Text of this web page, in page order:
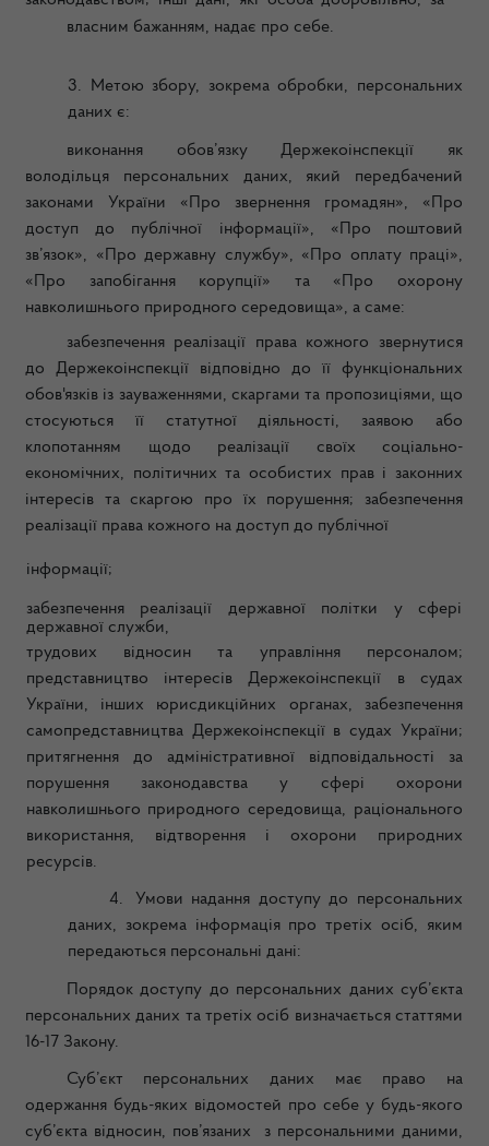
власним бажанням, надає про себе.
3.
Метою збору, зокрема обробки, персональних
даних є:
виконання обов’язку Держекоінспекції як
володільця персональних даних, який передбачений
законами України «Про звернення громадян», «Про
доступ до публічної інформації», «Про поштовий
зв’язок», «Про державну службу», «Про оплату праці»,
«Про запобігання корупції» та «Про охорону
навколишнього природного середовища», а саме:
забезпечення реалізації права кожного звернутися
до Держекоінспекції відповідно до її функціональних
обов'язків із зауваженнями, скаргами та пропозиціями, що
стосуються її статутної діяльності, заявою або
клопотанням щодо реалізації своїх соціально-
економічних, політичних та особистих прав і законних
інтересів та скаргою про їх порушення; забезпечення
реалізації права кожного на доступ до публічної
інформації;
забезпечення реалізації державної політки у сфері
державної служби,
трудових відносин та управління персоналом;
представництво інтересів Держекоінспекції в судах
України, інших юрисдикційних органах, забезпечення
самопредставництва Держекоінспекції в судах України;
притягнення до адміністративної відповідальності за
порушення законодавства у сфері охорони
навколишнього природного середовища, раціонального
використання, відтворення і охорони природних
ресурсів.
4.
Умови надання доступу до персональних
даних, зокрема інформація про третіх осіб, яким
передаються персональні дані:
Порядок доступу до персональних даних суб’єкта
персональних даних та третіх осіб визначається статтями
16-17 Закону.
Суб’єкт персональних даних має право на
одержання будь-яких відомостей про себе у будь-якого
суб’єкта відносин, пов’язаних з персональними даними,